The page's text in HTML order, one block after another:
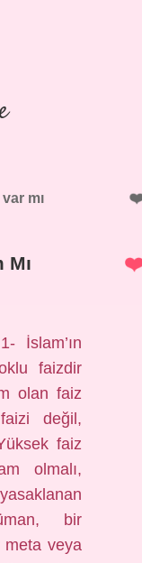
mı
İslam’ın
faizdir
olan faiz
değil,
faiz
olmalı,
bir
meta veya